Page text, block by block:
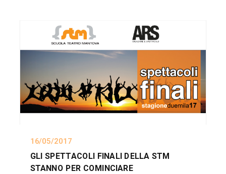
16/05/2017
GLI SPETTACOLI FINALI DELLA STM
STANNO PER COMINCIARE